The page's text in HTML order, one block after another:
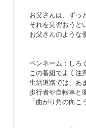
お父さんは、ずっ
それを見習おうと
お父さんのような
ペンネーム：しろ
この番組でよく注
生活道路では、あ
歩行者や自転車と
「曲がり角の向